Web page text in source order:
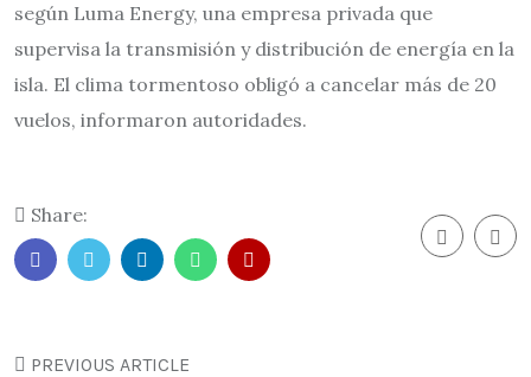
según Luma Energy, una empresa privada que
supervisa la transmisión y distribución de energía en la
isla. El clima tormentoso obligó a cancelar más de 20
vuelos, informaron autoridades.
Share:
PREVIOUS ARTICLE